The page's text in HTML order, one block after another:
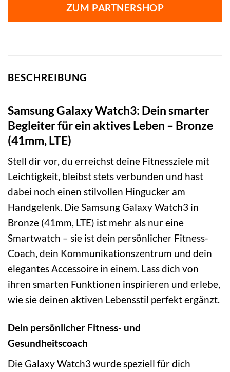
ZUM PARTNERSHOP
BESCHREIBUNG
Samsung Galaxy Watch3: Dein smarter
Begleiter für ein aktives Leben – Bronze
(41mm, LTE)
Stell dir vor, du erreichst deine Fitnessziele mit
Leichtigkeit, bleibst stets verbunden und hast
dabei noch einen stilvollen Hingucker am
Handgelenk. Die Samsung Galaxy Watch3 in
Bronze (41mm, LTE) ist mehr als nur eine
Smartwatch – sie ist dein persönlicher Fitness-
Coach, dein Kommunikationszentrum und dein
elegantes Accessoire in einem. Lass dich von
ihren smarten Funktionen inspirieren und erlebe,
wie sie deinen aktiven Lebensstil perfekt ergänzt.
Dein persönlicher Fitness- und
Gesundheitscoach
Die Galaxy Watch3 wurde speziell für dich